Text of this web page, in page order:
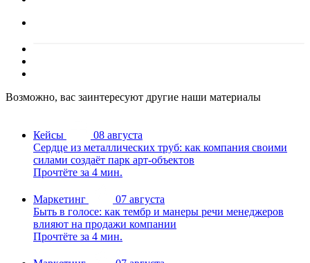
Возможно, вас заинтересуют другие наши материалы
Кейсы
08 августа
Сердце из металлических труб: как компания своими
силами создаёт парк арт-объектов
Прочтёте за 4 мин.
Маркетинг
07 августа
Быть в голосе: как тембр и манеры речи менеджеров
влияют на продажи компании
Прочтёте за 4 мин.